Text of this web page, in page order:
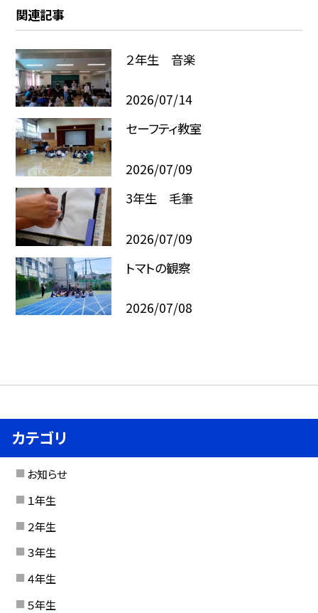
関連記事
２年生 音楽
2026/07/14
セーフティ教室
2026/07/09
3年生 毛筆
2026/07/09
トマトの観察
2026/07/08
カテゴリ
お知らせ
１年生
２年生
３年生
４年生
５年生